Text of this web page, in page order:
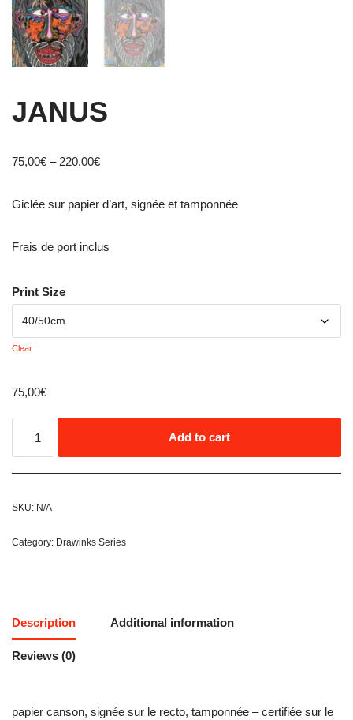
JANUS
75,00€ – 220,00€
Giclée sur papier d’art, signée et tamponnée
Frais de port inclus
Print Size
Clear
75,00€
Add to cart
SKU: N/A
Category: Drawinks Series
Description Additional information
Reviews (0)
papier canson, signée sur le recto, tamponnée – certifiée sur le